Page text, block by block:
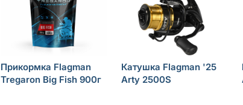
Прикормка Flagman
Tregaron Big Fish 900г
Катушка Flagman '25
Arty 2500S